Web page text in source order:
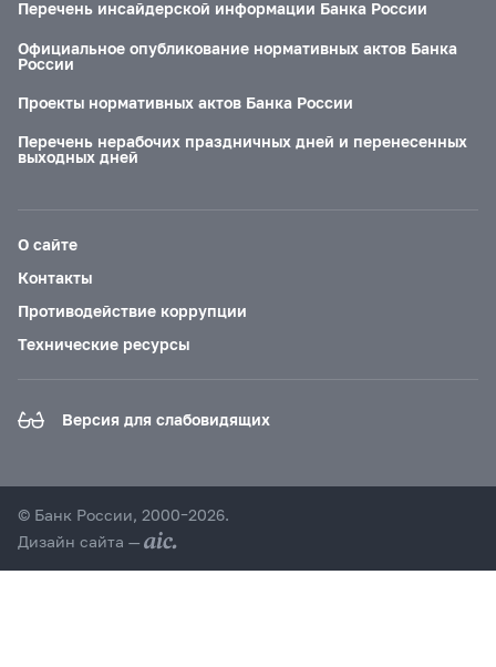
Перечень инсайдерской информации Банка России
Официальное опубликование нормативных актов Банка
России
Проекты нормативных актов Банка России
Перечень нерабочих праздничных дней и перенесенных
выходных дней
О сайте
Контакты
Противодействие коррупции
Технические ресурсы
Версия для слабовидящих
© Банк России, 2000–2026.
Дизайн сайта —